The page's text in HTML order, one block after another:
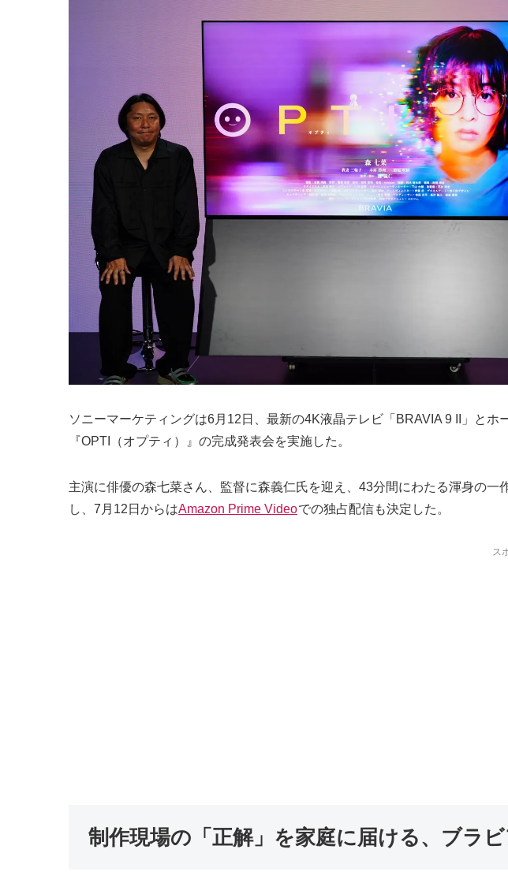
ソニーマーケティングは6月12日、最新の4K液晶テレビ「BRAVIA 9 II」と
『OPTI（オプティ）』の完成発表会を実施した。
主演に俳優の森七菜さん、監督に森義仁氏を迎え、43分間にわたる渾身の
し、7月12日からはAmazon Prime Videoでの独占配信も決定した。
ス
制作現場の「正解」を家庭に届ける、ブラ